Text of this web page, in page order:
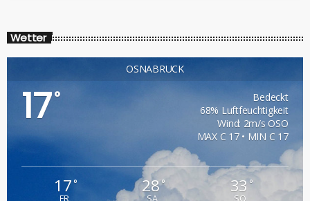
Wetter
OSNABRÜCK
17°
Bedeckt
68% Luftfeuchtigkeit
Wind: 2m/s OSO
MAX C 17 • MIN C 17
17° 28° 33°